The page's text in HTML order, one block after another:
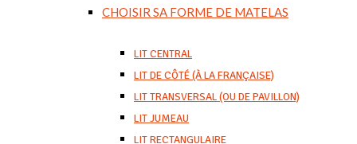
CHOISIR SA FORME DE MATELAS
LIT CENTRAL
LIT DE CÔTÉ (À LA FRANÇAISE)
LIT TRANSVERSAL (OU DE PAVILLON)
LIT JUMEAU
LIT RECTANGULAIRE